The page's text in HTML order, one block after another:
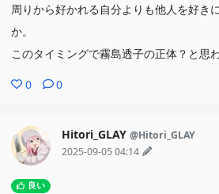
周りから好かれる自分よりも他人を好き
か。
このタイミングで霧島透子の正体？と思
0 0
Hitori_GLAY @Hitori_GLAY
2025-09-05 04:14
良い